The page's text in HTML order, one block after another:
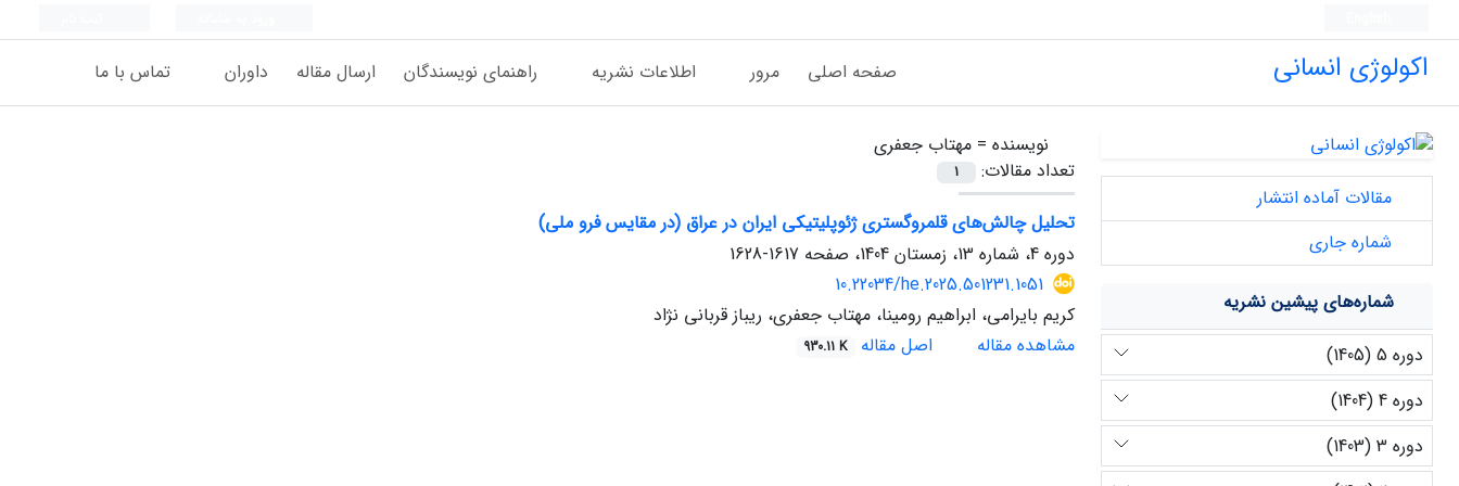
اکولوژی انسانی صفحه اصلی مرور اطلاعات نشریه راهنمای نویسندگان ارسال مقاله داوران تماس با ما
نویسنده = مهتاب جعفری
تعداد مقالات:
1
تحلیل چالش‌های قلمروگستری ژئوپلیتیکی ایران در عراق (در مقایس فرو ملی)
دوره 4، شماره 13، زمستان 1404، صفحه
1617-1628
10.22034/he.2025.501231.1051
کریم بایرامی، ابراهیم رومینا، مهتاب جعفری، ریباز قربانی نژاد
مشاهده مقاله
اصل مقاله 930.11 K
مقالات آماده انتشار
شماره جاری
شماره‌های پیشین نشریه
دوره 5 (1405)
دوره 4 (1404)
دوره 3 (1403)